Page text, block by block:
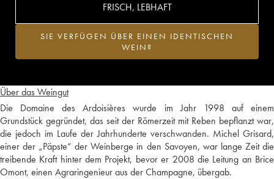
Über das Weingut
Die Domaine des Ardoisières wurde im Jahr 1998 auf einem
Grundstück gegründet, das seit der Römerzeit mit Reben bepflanzt war,
die jedoch im Laufe der Jahrhunderte verschwanden. Michel Grisard,
einer der „Päpste“ der Weinberge in den Savoyen, war lange Zeit die
treibende Kraft hinter dem Projekt, bevor er 2008 die Leitung an Brice
Omont, einen Agraringenieur aus der Champagne, übergab.
FRISCH, LEBHAFT
SIE VERFÜGEN ÜBER EINEN IDENTISCHEN
WEIN?